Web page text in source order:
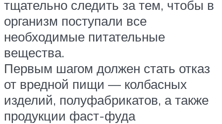
тщательно следить за тем, чтобы в
организм поступали все
необходимые питательные
вещества.
Первым шагом должен стать отказ
от вредной пищи — колбасных
изделий, полуфабрикатов, а также
продукции фаст-фуда